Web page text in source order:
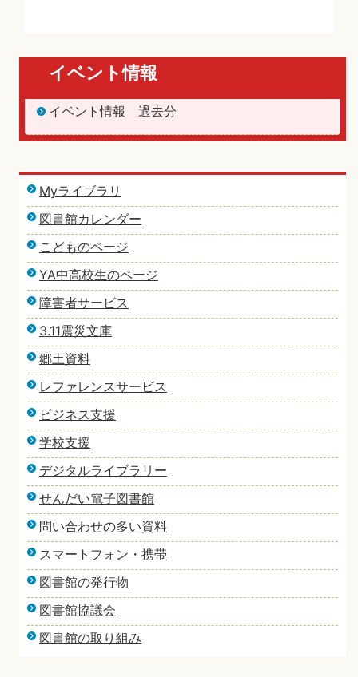
イベント情報
イベント情報 過去分
Myライブラリ
図書館カレンダー
こどものページ
YA中高校生のページ
障害者サービス
3.11震災文庫
郷土資料
レファレンスサービス
ビジネス支援
学校支援
デジタルライブラリー
せんだい電子図書館
問い合わせの多い資料
スマートフォン・携帯
図書館の発行物
図書館協議会
図書館の取り組み